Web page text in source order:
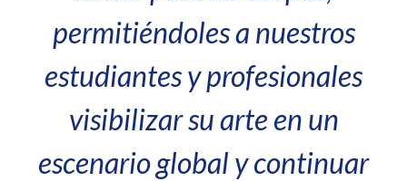
permitiéndoles a nuestros
estudiantes y profesionales
visibilizar su arte en un
escenario global y continuar